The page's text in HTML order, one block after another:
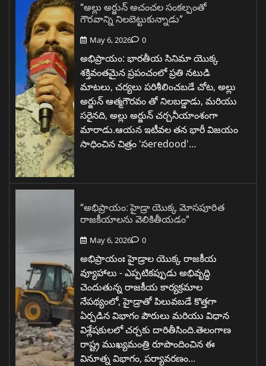
“అల్లు అర్జున్ అచంచల సంకల్పంతో
గౌరవాన్ని నిలబెట్టుకున్నాడు”
May 6, 2026 0
అభిప్రాయం: భారతీయ సినిమా యొక్క
శక్తివంతమైన ప్రపంచంలో ప్రతి నటుడి
మాటలు, చర్యలు పరిశీలించబడే చోట, అల్లు
అర్జున్ ఆత్మగౌరవం తో నిలబడ్డాడు, మరియు
సరైనది, అల్లు అర్జున్ చర్చనీయాంశంగా
మారాడు.ఆయన ఇటీవల తన భారీ విజయం
సాధించిన చిత్రం 'సeredood'…
“అభిప్రాయం: హైడ్రా యొక్క మోసపూరిత
రాజకీయాలను వెలికితీయడం”
May 6, 2026 0
అభిప్రాయంః హైడ్రాల యొక్క రాజకీయ
వ్యూహాలు - ఎప్పటికప్పుడు అభివృద్ధి
చెందుతున్న రాజకీయ కార్యక్రమాల
నేపథ్యంలో, హైడ్రాతో పిలువబడే కొత్తగా
ఏర్పడిన విభాగం పౌరులు మరియు విధాన
విశ్లేషకులలో చర్చకు దారితీసింది.తెలంగాణ
రాష్ట్ర ముఖ్యమంత్రి రూపొందించిన ఈ
వినూత్న విభాగం, పర్యావరణం…